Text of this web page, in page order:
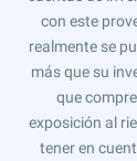
con este
realmente se
más que su
que
exposición al
tener en